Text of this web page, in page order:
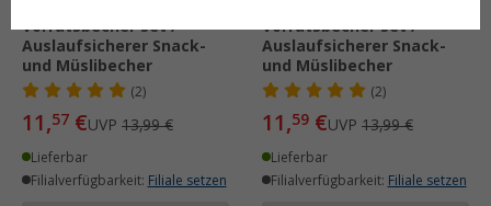
Vorratsbecher Set /
Auslaufsicherer Snack-
und Müslibecher
(2)
11,57 €UVP 13,99 €
Lieferbar
Filialverfügbarkeit: Filiale setzen
Vorratsbecher Set /
Auslaufsicherer Snack-
und Müslibecher
(2)
11,59 €UVP 13,99 €
Lieferbar
Filialverfügbarkeit: Filiale setzen